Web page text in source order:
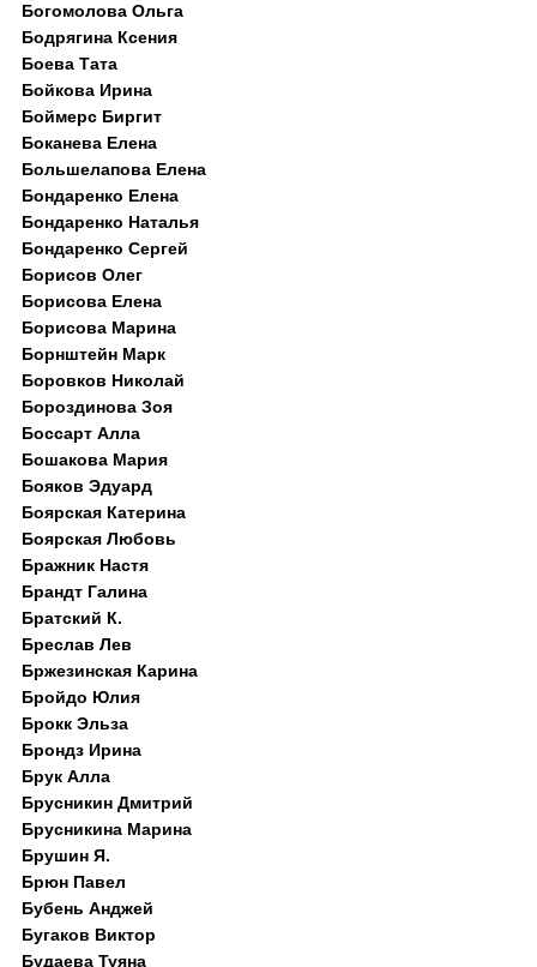
Богомолова Ольга
Бодрягина Ксения
Боева Тата
Бойкова Ирина
Боймерс Биргит
Боканева Елена
Большелапова Елена
Бондаренко Елена
Бондаренко Наталья
Бондаренко Сергей
Борисов Олег
Борисова Елена
Борисова Марина
Борнштейн Марк
Боровков Николай
Бороздинова Зоя
Боссарт Алла
Бошакова Мария
Бояков Эдуард
Боярская Катерина
Боярская Любовь
Бражник Настя
Брандт Галина
Братский К.
Бреслав Лев
Бржезинская Карина
Бройдо Юлия
Брокк Эльза
Брондз Ирина
Брук Алла
Брусникин Дмитрий
Брусникина Марина
Брушин Я.
Брюн Павел
Бубень Анджей
Бугаков Виктор
Будаева Туяна